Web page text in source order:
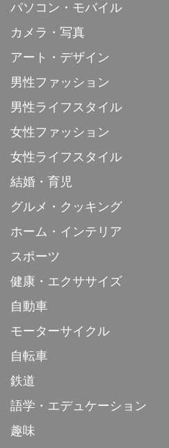
パソコン・モバイル
カメラ・写真
アート・デザイン
男性ファッション
男性ライフスタイル
女性ファッション
女性ライフスタイル
結婚・育児
グルメ・クッキング
ホーム・インテリア
スポーツ
健康・エクササイズ
自動車
モーターサイクル
自転車
鉄道
語学・エデュケーション
趣味